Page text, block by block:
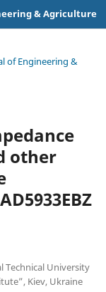
& Agriculture
of Engineering &
other
Technical University
Kiev, Ukraine